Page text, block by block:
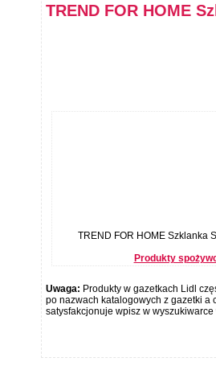
TREND FOR HOME
TREND FOR HOME Szklanka
Produkty
Uwaga: Produkty w gazetkach Lidl
po nazwach katalogowych z gazetki a
satysfakcjonuje wpisz w